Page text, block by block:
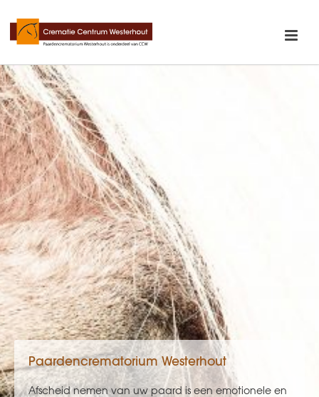
Paardencrematorium Westerhout
Afscheid nemen van uw paard is een emotionele en